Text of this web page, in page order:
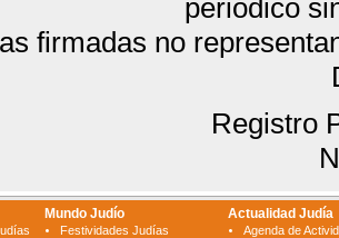
periódico
firmadas no
Registro
Mundo Judío
Festividades Judías
Actualidad Judía
Agenda de